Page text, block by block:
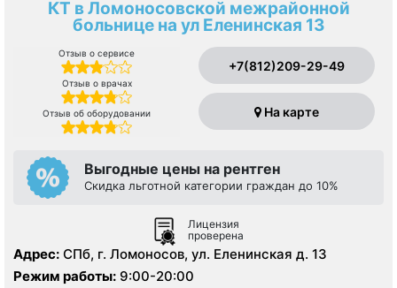
КТ в Ломоносовской межрайонной
больнице на ул Еленинская 13
Отзыв о сервисе
Отзыв о врачах
Отзыв об оборудовании
+7(812)209-29-49
На карте
Выгодные цены на рентген
Скидка льготной категории граждан до 10%
Лицензия
проверена
Адрес: СПб, г. Ломоносов, ул. Еленинская д. 13
Режим работы: 9:00-20:00